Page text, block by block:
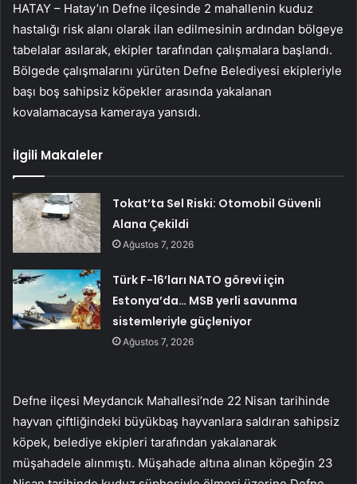
HATAY – Hatay’ın Defne ilçesinde 2 mahallenin kuduz
hastalığı risk alanı olarak ilan edilmesinin ardından bölgeye
tabelalar asılarak, ekipler tarafından çalışmalara başlandı.
Bölgede çalışmalarını yürüten Defne Belediyesi ekipleriyle
başı boş sahipsiz köpekler arasında yakalanan
kovalamacaysa kameraya yansıdı.
İlgili Makaleler
Tokat’ta Sel Riski: Otomobil Güvenli
Alana Çekildi
Ağustos 7, 2026
Türk F-16’ları NATO görevi için
Estonya’da… MSB yerli savunma
sistemleriyle güçleniyor
Ağustos 7, 2026
Defne ilçesi Meydancık Mahallesi’nde 22 Nisan tarihinde
hayvan çiftliğindeki büyükbaş hayvanlara saldıran sahipsiz
köpek, belediye ekipleri tarafından yakalanarak
müşahadele alınmıştı. Müşahade altına alınan köpeğin 23